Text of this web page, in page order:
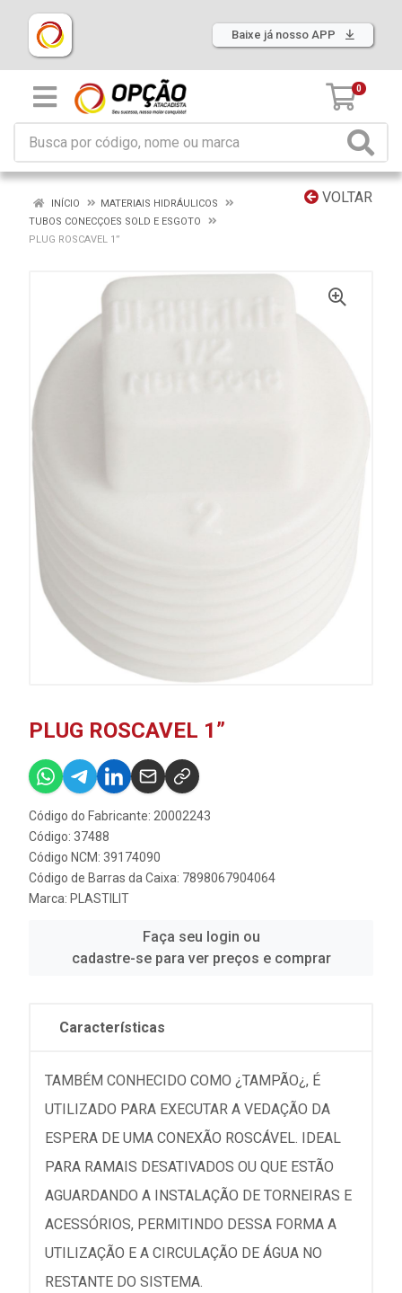
Baixe já nosso APP
0
VOLTAR
INÍCIO
MATERIAIS HIDRÁULICOS
TUBOS CONECÇOES SOLD E ESGOTO
PLUG ROSCAVEL 1”
PLUG ROSCAVEL 1”
Código do Fabricante: 20002243
Código: 37488
Código NCM: 39174090
Código de Barras da Caixa: 7898067904064
Marca: PLASTILIT
Faça seu login ou
cadastre-se para ver preços e comprar
Características
TAMBÉM CONHECIDO COMO ¿TAMPÃO¿, É
UTILIZADO PARA EXECUTAR A VEDAÇÃO DA
ESPERA DE UMA CONEXÃO ROSCÁVEL. IDEAL
PARA RAMAIS DESATIVADOS OU QUE ESTÃO
AGUARDANDO A INSTALAÇÃO DE TORNEIRAS E
ACESSÓRIOS, PERMITINDO DESSA FORMA A
UTILIZAÇÃO E A CIRCULAÇÃO DE ÁGUA NO
RESTANTE DO SISTEMA.